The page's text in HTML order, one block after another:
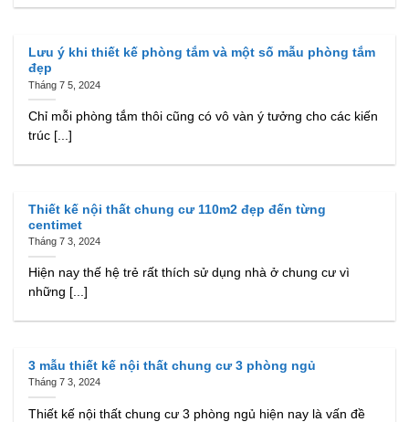
Lưu ý khi thiết kế phòng tắm và một số mẫu phòng tắm
đẹp
Tháng 7 5, 2024
Chỉ mỗi phòng tắm thôi cũng có vô vàn ý tưởng cho các kiến
trúc [...]
Thiết kế nội thất chung cư 110m2 đẹp đến từng
centimet
Tháng 7 3, 2024
Hiện nay thế hệ trẻ rất thích sử dụng nhà ở chung cư vì
những [...]
3 mẫu thiết kế nội thất chung cư 3 phòng ngủ
Tháng 7 3, 2024
Thiết kế nội thất chung cư 3 phòng ngủ hiện nay là vấn đề